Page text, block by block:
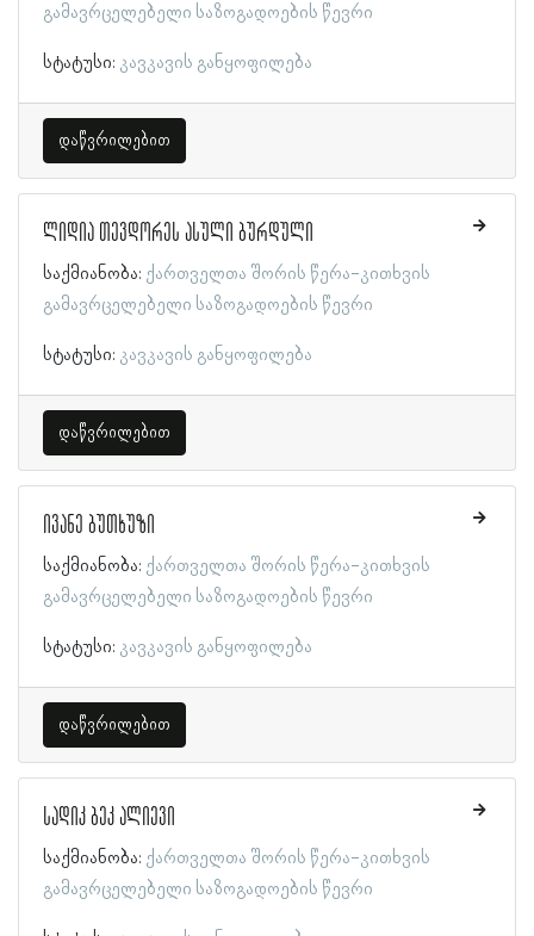
გამავრცელებელი საზოგადოების წევრი
სტატუსი: კავკავის განყოფილება
დაწვრილებით
ლიდია თევდორეს ასული ბურდული
საქმიანობა: ქართველთა შორის წერა-კითხვის
გამავრცელებელი საზოგადოების წევრი
სტატუსი: კავკავის განყოფილება
დაწვრილებით
ივანე ბუთხუზი
საქმიანობა: ქართველთა შორის წერა-კითხვის
გამავრცელებელი საზოგადოების წევრი
სტატუსი: კავკავის განყოფილება
დაწვრილებით
სადიკ ბეკ ალიევი
საქმიანობა: ქართველთა შორის წერა-კითხვის
გამავრცელებელი საზოგადოების წევრი